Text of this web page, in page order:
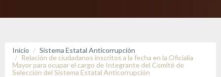
Inicio
Sistema Estatal Anticorrupción
Relación de ciudadanos inscritos a la fecha en la Oficialía
Mayor para ocupar el cargo de Integrante del Comité de
Selección del Sistema Estatal Anticorrupción